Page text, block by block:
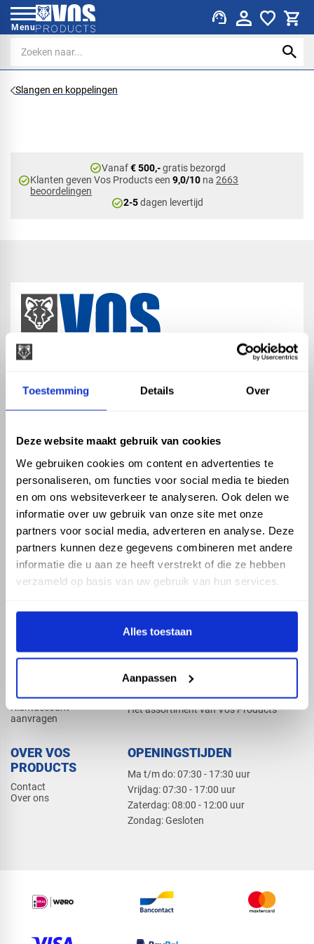
Toestemming Details Over
Deze website maakt gebruik van cookies
We gebruiken cookies om content en advertenties te
personaliseren, om functies voor social media te bieden
en om ons websiteverkeer te analyseren. Ook delen we
informatie over uw gebruik van onze site met onze
partners voor social media, adverteren en analyse. Deze
partners kunnen deze gegevens combineren met andere
informatie die u aan ze heeft verstrekt of die ze hebben
verzameld op basis van uw gebruik van hun services.
Alles toestaan
Aanpassen
Menu support_agent
Slangen en koppelingen
check_circleVanaf€ 500,-gratis bezorgd
check_circleKlanten geven Vos Products een9,0/10 na2663
beoordelingen
check_circle2-5dagen levertijd
ASSORTIMENT
Hemelwaterafvoer
Drukleiding
Beregening
Dak en gevel
KENNIS EN HULP
Klantenservice
Kennisbank
Klantaccount
aanvragen
PRODUCTCATALOGUS 2026
Het assortiment van Vos Products
OVER VOS
PRODUCTS
Contact
Over ons
OPENINGSTIJDEN
Ma t/m do: 07:30 - 17:30 uur
​Vrijdag: 07:30 - 17:00 uur
​Zaterdag: 08:00 - 12:00 uur
​Zondag: Gesloten
phone_enabled +31 416 75 02 55
mail info@vosproducts.nl
check_circleDé bouwmarkt van Altena
check_circle Direct uit grote voorraad geleverd met eigen transport
check_circleLevering in NL en BE